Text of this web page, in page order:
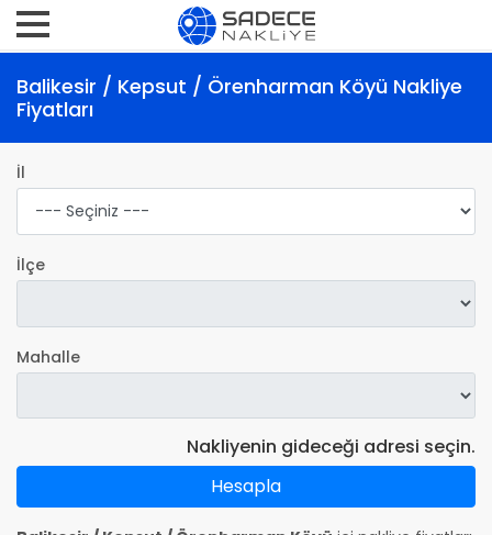
Balikesir / Kepsut / Örenharman Köyü Nakliye
Fiyatları
İl
İlçe
Mahalle
Nakliyenin gideceği adresi seçin.
Hesapla